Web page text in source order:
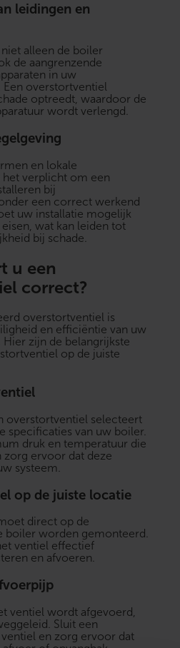
leidingen en
alleen de boiler
de aangrenzende
in uw
overstortventiel
optreedt, waardoor de
wordt verlengd.
en lokale
verplicht om een
bij
een correct werkend
uw installatie mogelijk
wat kan leiden tot
bij schade.
u een
correct?
overstortventiel is
en efficiëntie van uw
zijn de belangrijkste
op de juiste
overstortventiel selecteert
specificaties van uw boiler.
druk en temperatuur die
zorg ervoor dat deze
systeem.
op de juiste locatie
direct op de
boiler worden gemonteerd.
ventiel effectief
en afvoeren.
ventiel wordt afgevoerd,
Sluit een
en zorg ervoor dat